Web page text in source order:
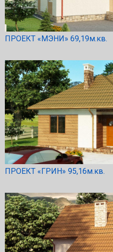
ПРОЕКТ «МЭНИ» 69,19м.кв.
ПРОЕКТ «ГРИН» 95,16м.кв.